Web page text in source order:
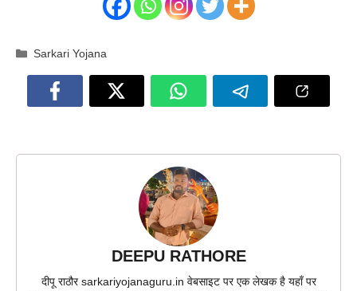
Categories
Sarkari Yojana
DEEPU RATHORE
दीपू राठौर sarkariyojanaguru.in वेबसाइट पर एक लेखक है यहाँ पर